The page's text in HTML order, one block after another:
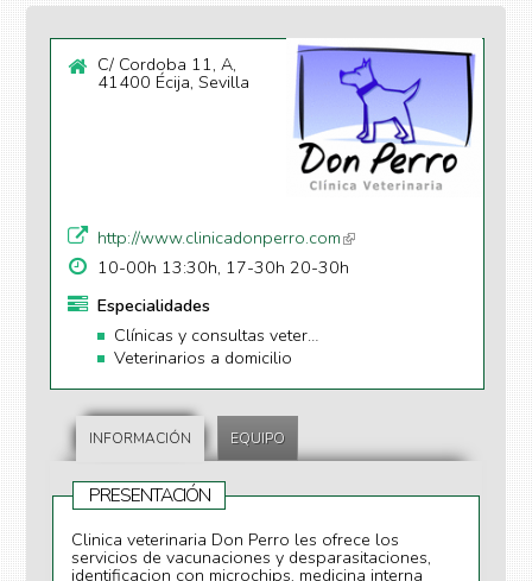
C/ Cordoba 11, A,
41400 Écija, Sevilla
http://www.clinicadonperro.com(li
n
e
al
10-00h 13:30h, 17-30h 20-30h
Especialidades
Clínicas y consultas veterinarias
Veterinarios a domicilio
INFORMACIÓN EQUIPO
PRESENTACIÓN
Clinica veterinaria Don Perro les ofrece los
servicios de vacunaciones y desparasitaciones,
identificacion con microchips, medicina interna